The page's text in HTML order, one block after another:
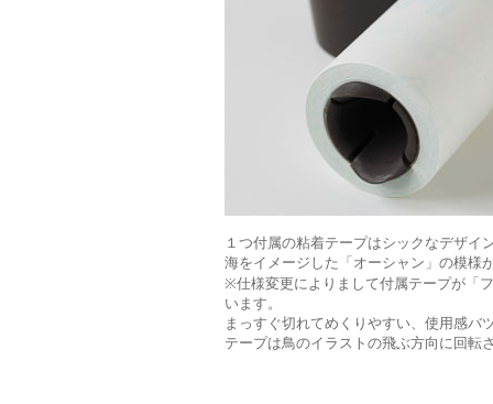
１つ付属の粘着テープはシックなデザイ
海をイメージした「オーシャン」の模様
※仕様変更によりまして付属テープが「
います。
まっすぐ切れてめくりやすい、使用感バ
テープは鳥のイラストの飛ぶ方向に回転